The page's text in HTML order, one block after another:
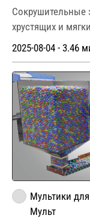
хрустящих и
2025-08-04 - 3.46
Мультики
Мульт